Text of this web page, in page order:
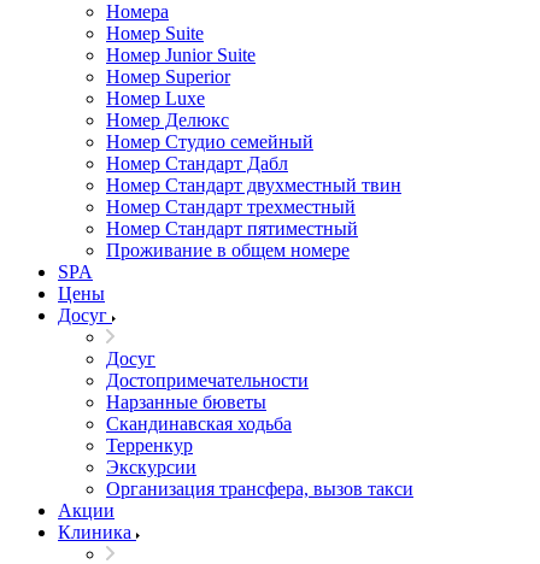
Номера
Номер Suite
Номер Junior Suite
Номер Superior
Номер Luxe
Номер Делюкс
Номер Студио семейный
Номер Стандарт Дабл
Номер Стандарт двухместный твин
Номер Стандарт трехместный
Номер Стандарт пятиместный
Проживание в общем номере
SPA
Цены
Досуг
Досуг
Достопримечательности
Нарзанные бюветы
Скандинавская ходьба
Терренкур
Экскурсии
Организация трансфера, вызов такси
Акции
Клиника